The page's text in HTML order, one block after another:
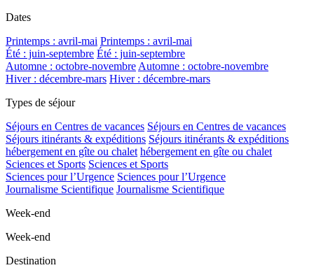
Dates
Printemps : avril-mai Printemps : avril-mai
Été : juin-septembre Été : juin-septembre
Automne : octobre-novembre Automne : octobre-novembre
Hiver : décembre-mars Hiver : décembre-mars
Types de séjour
Séjours en Centres de vacances Séjours en Centres de vacances
Séjours itinérants & expéditions Séjours itinérants & expéditions
hébergement en gîte ou chalet hébergement en gîte ou chalet
Sciences et Sports Sciences et Sports
Sciences pour l’Urgence Sciences pour l’Urgence
Journalisme Scientifique Journalisme Scientifique
Week-end
Week-end
Destination